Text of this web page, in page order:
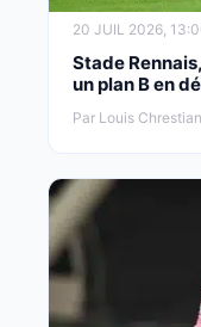
20 JUIL 2026,
Stade
un plan B en
Par Louis Chrestian